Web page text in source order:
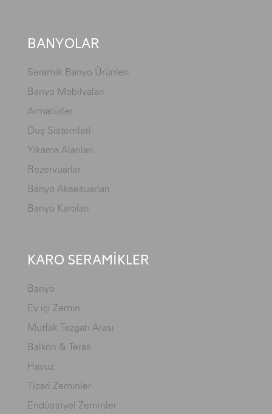
BANYOLAR
Seramik Banyo Ürünleri
Banyo Mobilyaları
Armatürler
Duş Sistemleri
Yıkama Alanları
Rezervuarlar
Banyo Aksesuarları
Banyo Karoları
KARO SERAMİKLER
Banyo
Ev içi Zemin
Mutfak Tezgah Arası
Balkon & Teras
Havuz
Ticari Zeminler
Endüstriyel Zeminler